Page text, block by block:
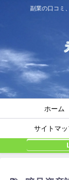
副業の口コミ
ホーム
サイトマ